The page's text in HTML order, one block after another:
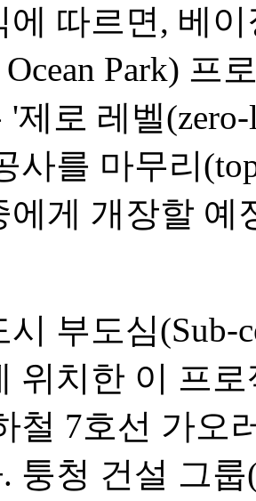
에 따르면, 베
Ocean Park)
'제로 레벨
사를 마무리
에게 개장할 예
시 부도심(Sub-
위치한 이 프
철 7호선 가오
퉁청 건설 그룹